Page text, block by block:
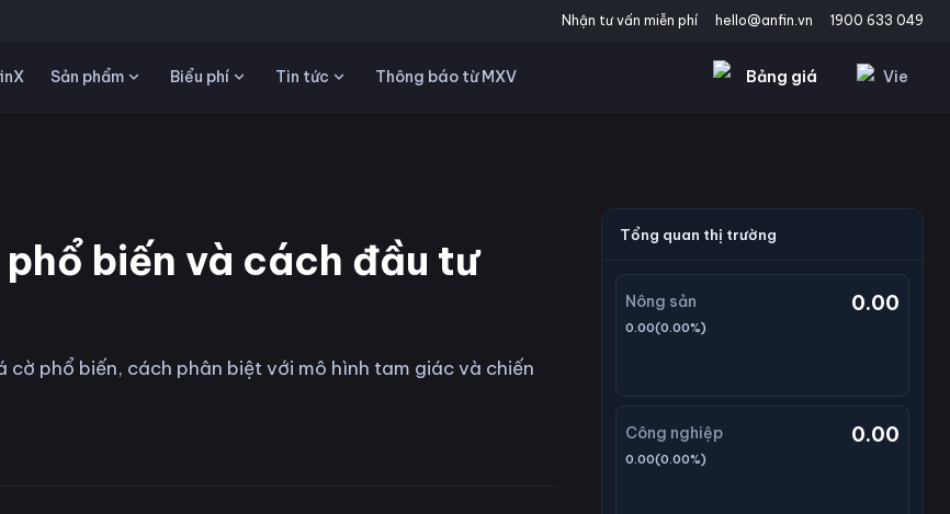
Nhận tư vấn miễn phí hello@anfin.vn 1900 633 049
Sản phẩm Biểu phí Tin tức Thông báo từ MXV Bảng giá Vie
biến và cách đầu tư
cờ phổ biến, cách phân biệt với mô hình tam giác và chiến
Tổng quan thị trường
Nông sản 0.00
0.00(0.00%)
Công nghiệp 0.00
0.00(0.00%)